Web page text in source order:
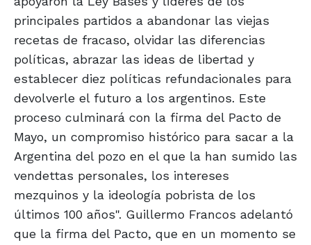
principales partidos a abandonar las viejas
recetas de fracaso, olvidar las diferencias
políticas, abrazar las ideas de libertad y
establecer diez políticas refundacionales para
devolverle el futuro a los argentinos. Este
proceso culminará con la firma del Pacto de
Mayo, un compromiso histórico para sacar a la
Argentina del pozo en el que la han sumido las
vendettas personales, los intereses
mezquinos y la ideología pobrista de los
últimos 100 años". Guillermo Francos adelantó
que la firma del Pacto, que en un momento se